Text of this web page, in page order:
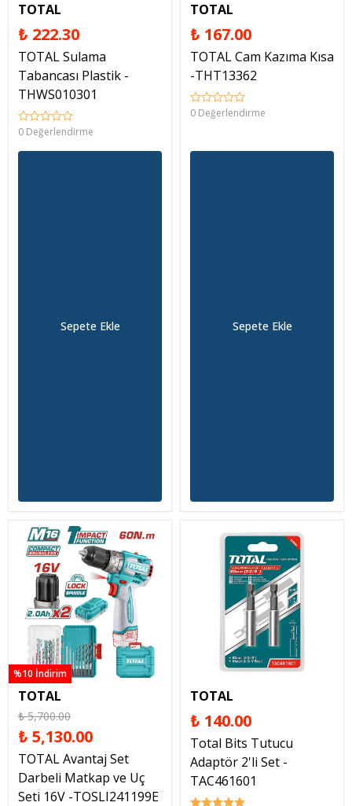
TOTAL
₺ 222.30
TOTAL Sulama
Tabancası Plastik -
THWS010301
0 Değerlendirme
Sepete Ekle
TOTAL
₺ 167.00
TOTAL Cam Kazıma Kısa
-THT13362
0 Değerlendirme
Sepete Ekle
%10 İndirim
TOTAL
₺ 5,700.00
₺ 5,130.00
TOTAL Avantaj Set
Darbeli Matkap ve Uç
Seti 16V -TOSLI241199E
TOTAL
₺ 140.00
Total Bits Tutucu
Adaptör 2'li Set -
TAC461601